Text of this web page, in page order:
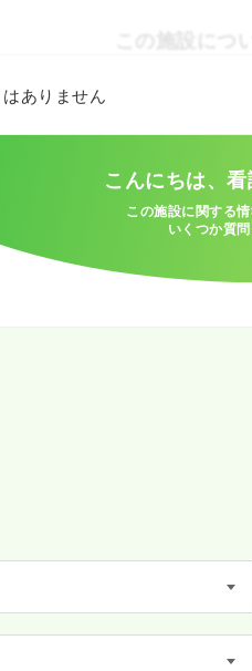
この施設につ
ありません
こんにちは、
この施設に関する
いくつか質